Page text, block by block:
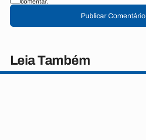
comentar.
Publicar Comentário
Leia Também